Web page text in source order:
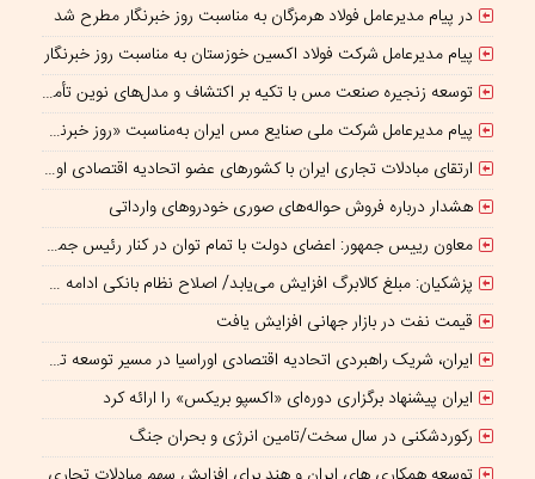
در پیام مدیرعامل فولاد هرمزگان به مناسبت روز خبرنگار مطرح شد
پیام مدیرعامل شرکت فولاد اکسین خوزستان به مناسبت روز خبرنگار
توسعه زنجیره صنعت مس با تکیه بر اکتشاف و مدل‌های نوین تأمین مالی
پیام مدیرعامل شرکت ملی صنایع مس ایران به‌مناسبت «روز خبرنگار»
ارتقای مبادلات تجاری ایران با کشورهای عضو اتحادیه اقتصادی اوراسیا
هشدار درباره فروش حواله‌های صوری خودروهای وارداتی
معاون رییس جمهور: اعضای دولت با تمام توان در کنار رئیس جمهوری برای ایران ایستاده‌اند
پزشکیان: مبلغ کالابرگ افزایش می‌یابد/ اصلاح نظام بانکی ادامه دارد
قیمت نفت در بازار جهانی افزایش یافت
ایران، شریک راهبردی اتحادیه اقتصادی اوراسیا در مسیر توسعه تجارت و همگرایی منطقه‌ای
ایران پیشنهاد برگزاری دوره‌ای «اکسپو بریکس» را ارائه کرد
رکوردشکنی در سال سخت/تامین انرژی و بحران جنگ